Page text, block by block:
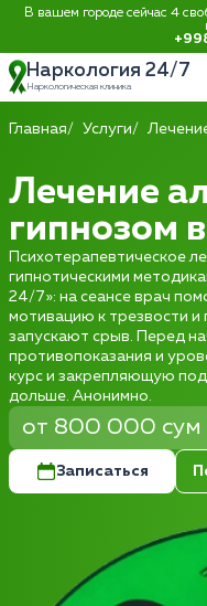
В вашем городе сейчас 4
Наркология 24/7
Наркологическая клиника
Главная Услуги
Лечение
гипнозом
Психотерапевтическое
гипнотическими
24/7»: на сеансе врач
мотивацию к трезвости
запускают срыв. Перед
противопоказания и
курс и закрепляющую
дольше. Анонимно.
от 800 000 сум
Записаться